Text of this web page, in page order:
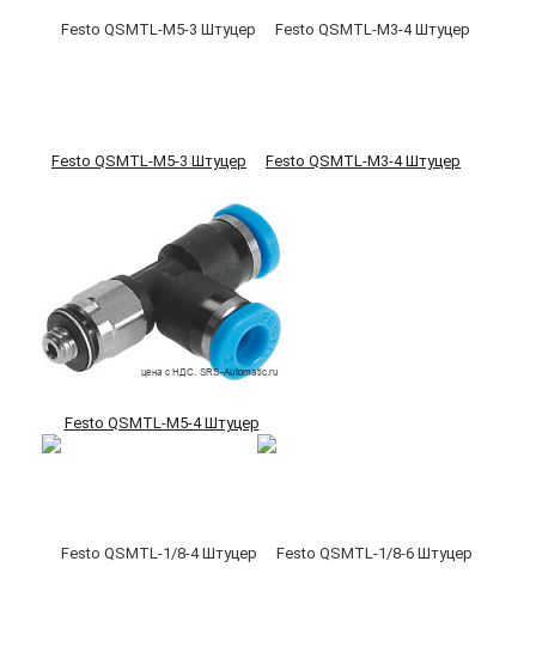
Festo QSMTL-M5-3 Штуцер Festo QSMTL-M3-4 Штуцер
Festo QSMTL-M5-4 Штуцер